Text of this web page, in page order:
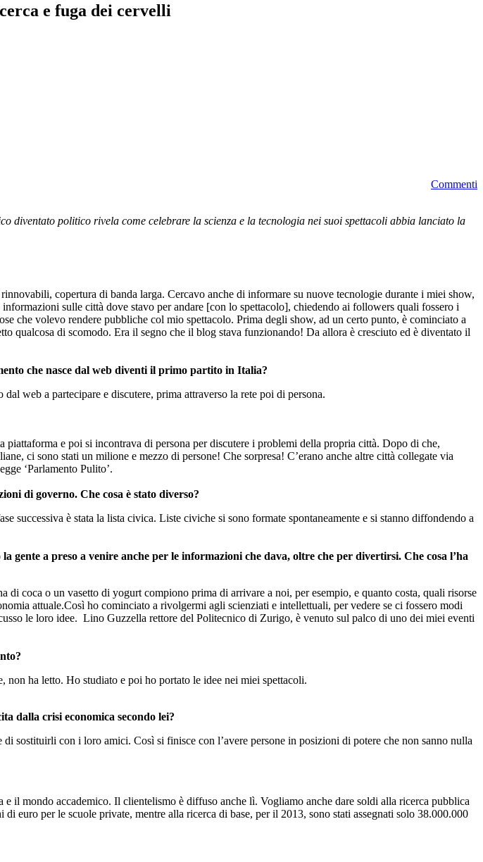
e fuga dei cervelli
Commenti
diventato politico rivela come celebrare la scienza e la tecnologia nei suoi spettacoli abbia lanciato la
copertura di banda larga. Cercavo anche di informare su nuove tecnologie durante i miei show,
sulle città dove stavo per andare [con lo spettacolo], chiedendo ai followers quali fossero i
che volevo rendere pubbliche col mio spettacolo. Prima degli show, ad un certo punto, è cominciato a
qualcosa di scomodo. Era il segno che il blog stava funzionando! Da allora è cresciuto ed è diventato il
che nasce dal web diventi il primo partito in Italia?
web a partecipare e discutere, prima attraverso la rete poi di persona.
e poi si incontrava di persona per discutere i problemi della propria città. Dopo di che,
ci sono stati un milione e mezzo di persone! Che sorpresa! C’erano anche altre città collegate via
‘Parlamento Pulito’.
di governo. Che cosa è stato diverso?
successiva è stata la lista civica. Liste civiche si sono formate spontaneamente e si stanno diffondendo a
a preso a venire anche per le informazioni che dava, oltre che per divertirsi. Che cosa l’ha
coca o un vasetto di yogurt compiono prima di arrivare a noi, per esempio, e quanto costa, quali risorse
attuale.Così ho cominciato a rivolgermi agli scienziati e intellettuali, per vedere se ci fossero modi
le loro idee. Lino Guzzella rettore del Politecnico di Zurigo, è venuto sul palco di uno dei miei eventi
ha letto. Ho studiato e poi ho portato le idee nei miei spettacoli.
dalla crisi economica secondo lei?
sostituirli con i loro amici. Così si finisce con l’avere persone in posizioni di potere che non sanno nulla
mondo accademico. Il clientelismo è diffuso anche lì. Vogliamo anche dare soldi alla ricerca pubblica
per le scuole private, mentre alla ricerca di base, per il 2013, sono stati assegnati solo 38.000.000